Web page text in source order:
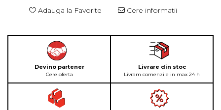
Adauga la Favorite Cere informatii
Devino partener
Cere oferta
Livrare din stoc
Livram comenzile in max 24 h